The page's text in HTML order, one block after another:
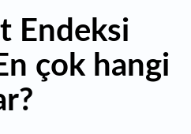
Endeksi
çok hangi